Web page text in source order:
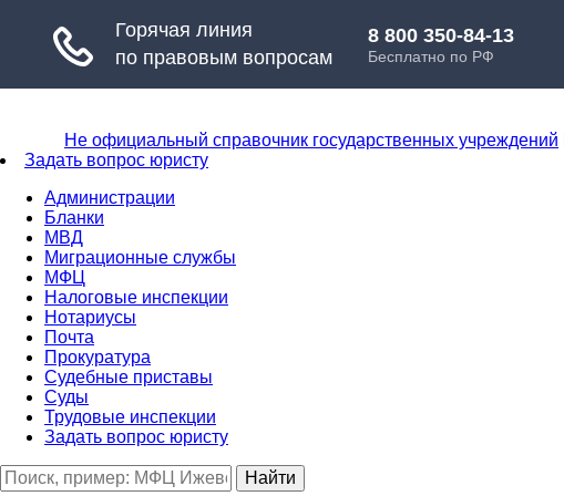
Не официальный справочник государственных учреждений
Задать вопрос юристу
Администрации
Бланки
МВД
Миграционные службы
МФЦ
Налоговые инспекции
Нотариусы
Почта
Прокуратура
Судебные приставы
Суды
Трудовые инспекции
Задать вопрос юристу